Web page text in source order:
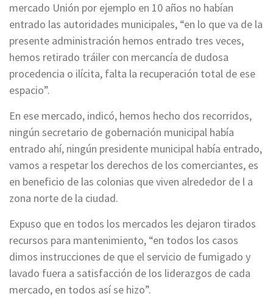
mercado Unión por ejemplo en 10 años no habían
entrado las autoridades municipales, “en lo que va de la
presente administración hemos entrado tres veces,
hemos retirado tráiler con mercancía de dudosa
procedencia o ilícita, falta la recuperación total de ese
espacio”.
En ese mercado, indicó, hemos hecho dos recorridos,
ningún secretario de gobernación municipal había
entrado ahí, ningún presidente municipal había entrado,
vamos a respetar los derechos de los comerciantes, es
en beneficio de las colonias que viven alrededor de l a
zona norte de la ciudad.
Expuso que en todos los mercados les dejaron tirados
recursos para mantenimiento, “en todos los casos
dimos instrucciones de que el servicio de fumigado y
lavado fuera a satisfacción de los liderazgos de cada
mercado, en todos así se hizo”.